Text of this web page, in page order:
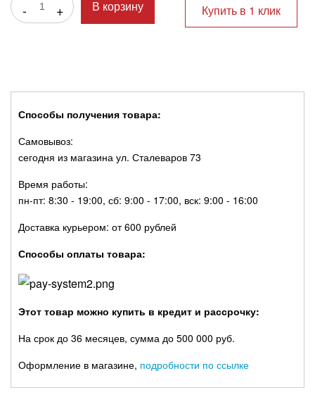
- + В корзину Купить в 1 клик
Способы получения товара:
Самовывоз:
сегодня из магазина ул. Сталеваров 73
Время работы:
пн-пт: 8:30 - 19:00, сб: 9:00 - 17:00, вск: 9:00 - 16:00
Доставка курьером: от 600 рублей
Способы оплаты товара:
Этот товар можно купить в кредит и рассрочку:
На срок до 36 месяцев, сумма до 500 000 руб.
Оформление в магазине, подробности по ссылке